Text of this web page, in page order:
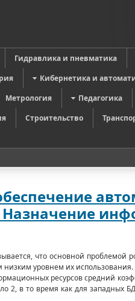
Гидравлика и пневматика
Кибернетика и
Метрология Педагогика
Строительство
что основной проблемой
уровнем их использования.
ресурсов средний
2, в то время как для